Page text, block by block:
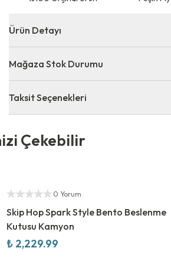
Ürün Detayı
Mağaza Stok Durumu
Taksit Seçenekleri
0 Yorum
Skip Hop Spark Style Bento Beslenme
Kutusu Kamyon
₺ 2,229.99